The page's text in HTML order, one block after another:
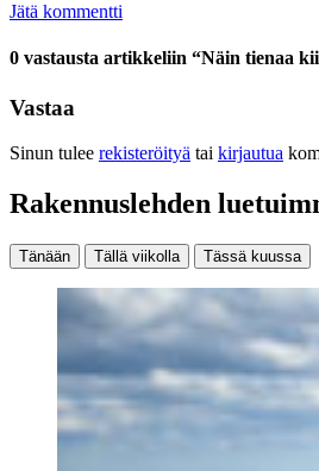
Jätä kommentti
0 vastausta artikkeliin “Näin tienaa
Vastaa
Sinun tulee rekisteröityä tai kirjautua
Rakennuslehden
Tänään Tällä viikolla Tässä kuussa